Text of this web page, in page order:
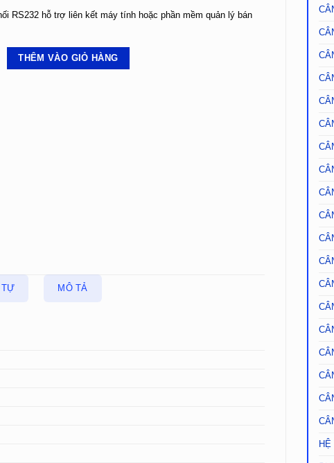
RS232 hỗ trợ liên kết máy tính hoặc phần mềm quản lý bán
TỬ A9 - IN BILL số lượng
THÊM VÀO GIỎ HÀNG
TỰ MÔ TẢ